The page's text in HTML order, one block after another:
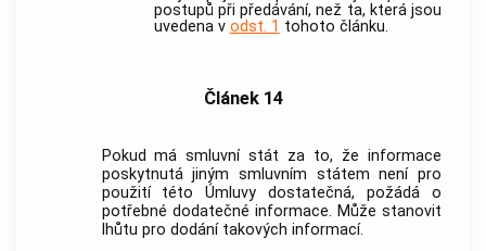
postupů při předávání, než ta, která jsou
uvedena v odst. 1 tohoto článku.
Článek 14
Pokud má smluvní stát za to, že informace
poskytnutá jiným smluvním státem není pro
použití této Úmluvy dostatečná, požádá o
potřebné dodatečné informace. Může stanovit
lhůtu pro dodání takových informací.